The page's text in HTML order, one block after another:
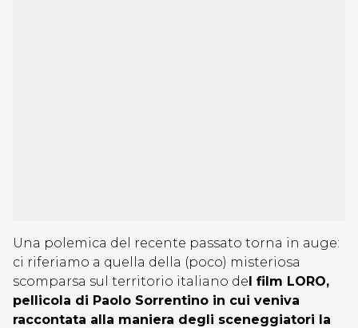
Una polemica del recente passato torna in auge:
ci riferiamo a quella della (poco) misteriosa
scomparsa sul territorio italiano del film LORO,
pellicola di Paolo Sorrentino in cui veniva
raccontata alla maniera degli sceneggiatori la